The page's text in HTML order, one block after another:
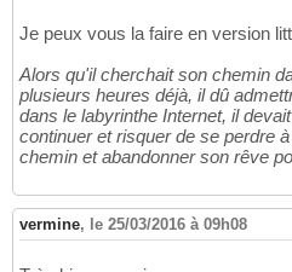
Je peux vous la faire en version
Alors qu'il cherchait son chemin
plusieurs heures déjà, il dû
dans le labyrinthe Internet, il
continuer et risquer de se perdre
chemin et abandonner son rêve
vermine, le 25/03/2016 à 09h08